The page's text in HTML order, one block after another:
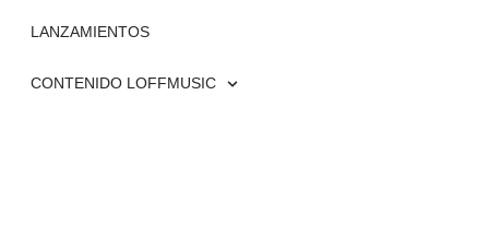
LANZAMIENTOS
CONTENIDO LOFFMUSIC